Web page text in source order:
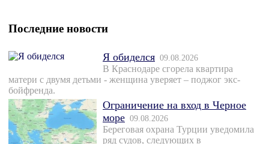
Последние новости
Я обиделся 09.08.2026
В Краснодаре сгорела квартира
матери с двумя детьми - женщина уверяет – поджог экс-
бойфренда.
Ограничение на вход в Черное
море 09.08.2026
Береговая охрана Турции уведомила
ряд судов, следующих в